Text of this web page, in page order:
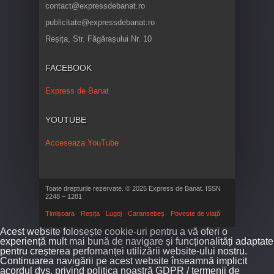
contact@expressdebanat.ro
publicitate@expressdebanat.ro
Reșița, Str. Făgărașului Nr. 10
FACEBOOK
Express de Banat
YOUTUBE
Acceseaza YouTube
Toate drepturile rezervate. © 2025 Express de Banat. ISSN
2248 – 1281
Timișoara Reșița Lugoj Caransebeș Poveste de viață
Acest website folosește cookie-uri pentru a vă oferi o
experiență mult mai bună de navigare și funcționalități adaptate
pentru creșterea perfomanței utilizării website-ului nostru.
Continuarea navigării pe acest website înseamnă implicit
acordul dvs. privind politica noastră GDPR / termenii de